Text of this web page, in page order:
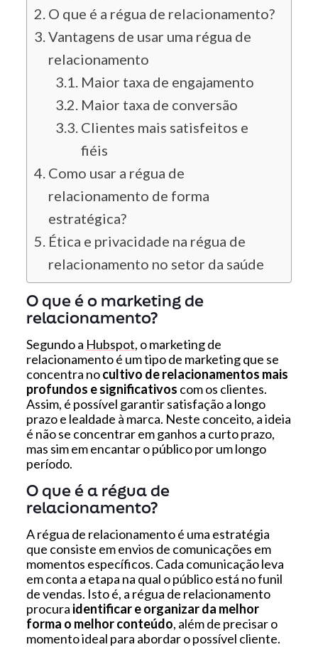
O que é a régua de relacionamento?
Vantagens de usar uma régua de
relacionamento
Maior taxa de engajamento
Maior taxa de conversão
Clientes mais satisfeitos e
fiéis
Como usar a régua de
relacionamento de forma
estratégica?
Ética e privacidade na régua de
relacionamento no setor da saúde
O que é o marketing de
relacionamento?
Segundo a Hubspot, o marketing de
relacionamento é um tipo de marketing que se
concentra nocultivo de relacionamentos mais
profundos e significativos com os clientes.
Assim, é possível garantir satisfação a longo
prazo e lealdade à marca. Neste conceito, a ideia
é não se concentrar em ganhos a curto prazo,
mas sim em encantar o público por um longo
período.
O que é a régua de
relacionamento?
A régua de relacionamento é uma estratégia
que consiste em envios de comunicações em
momentos específicos. Cada comunicação leva
em conta a etapa na qual o público está no funil
de vendas. Isto é, a régua de relacionamento
procura identificar e organizar da melhor
forma o melhor conteúdo, além de precisar o
momento ideal para abordar o possível cliente.